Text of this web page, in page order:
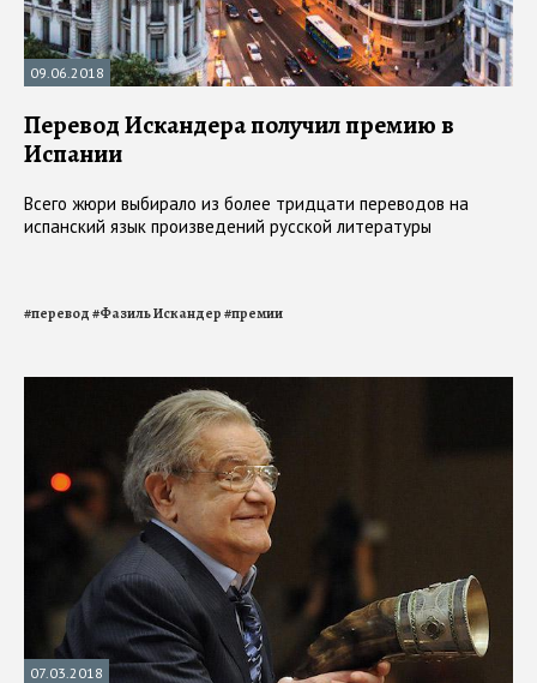
09.06.2018
Перевод Искандера получил премию в
Испании
Всего жюри выбирало из более тридцати переводов на
испанский язык произведений русской литературы
#перевод#Фазиль Искандер#премии
07.03.2018